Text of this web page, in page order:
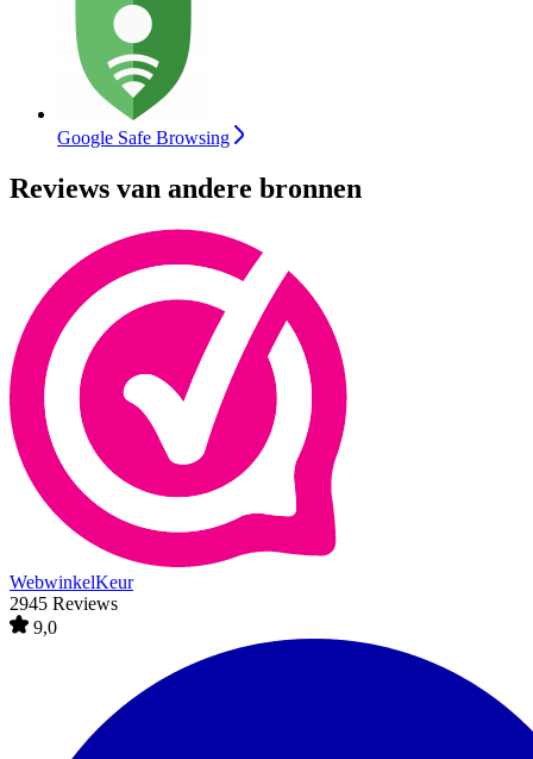
Google Safe Browsing
Reviews van andere bronnen
WebwinkelKeur
2945 Reviews
9,0